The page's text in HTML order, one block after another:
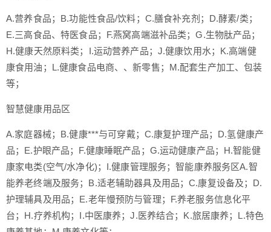
A.营养食品；B.功能性食品/饮料；C.膳食补充剂；D.酵素/类；
E.三高食品、特医食品；F.燕窝高端滋补品类；G.生物肽产品；
H.健康天然原料类；I.运动营养产品；J.健康饮用水；K.高端健
康食用油；L.健康食品电商、、新零售；M.配套生产加工、包装
等；
智慧健康用品区
A.家庭器械；B.健康***与可穿戴；C.康复护理产品；D.氢健康产
品；E.护眼产品；F.健康睡眠产品；G.运动健康产品；H.智能健
康家电类(空气/水净化)；I.健康管理服务；智能康养服务区A.智
能养老终端及服务；B.适老辅助器具及用品；C.康复设备及；D.
护理辅具及用品；E.老年慢预防与管理；F.养老服务信息化平
台；H.疗养机构；I.中医康养；J.医养结合；K.旅居康养；L.特色